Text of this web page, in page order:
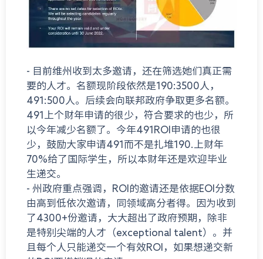
- 目前维州收到太多邀请，还在筛选她们真正需
要的人才。名额现阶段依然是190:3500人，
491:500人。后续会向联邦政府争取更多名额。
491上个财年申请的很少，符合要求的也少，所
以今年减少名额了。今年491ROI申请的也很
少，鼓励大家申请491而不是扎堆190.上财年
70%给了国际学生，所以本财年还是欢迎毕业
生递交。
- 州政府重点强调，ROI的邀请还是依据EOI分数
由高到低依次邀请，同领域高分者得。因为收到
了4300+份邀请，大大超出了政府预期，除非
是特别尖端的人才（exceptional talent）。并
且每个人只能递交一个有效ROI，如果想递交新